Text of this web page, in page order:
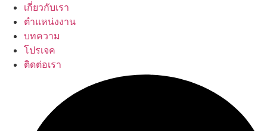
เกี่ยวกับเรา
ตำแหน่งงาน
บทความ
โปรเจค
ติดต่อเรา